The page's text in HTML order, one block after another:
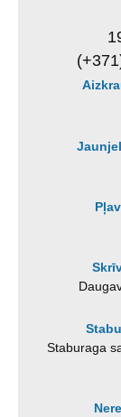
Staburaga